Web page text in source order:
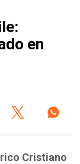
en
Cristiano